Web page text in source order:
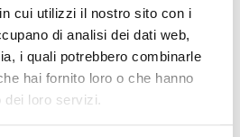
cui utilizzi il nostro sito con i
di analisi dei dati web,
i quali potrebbero combinarle
hai fornito loro o che hanno
dei loro servizi.
di partite dei nazionali va
venerdì con Frendrup e Miretti. Al
anche il Primavera 1 è
partitelle in famiglia. In
Genoa-Cagliari. Il match al
ore 12:30. Il Genoa Women